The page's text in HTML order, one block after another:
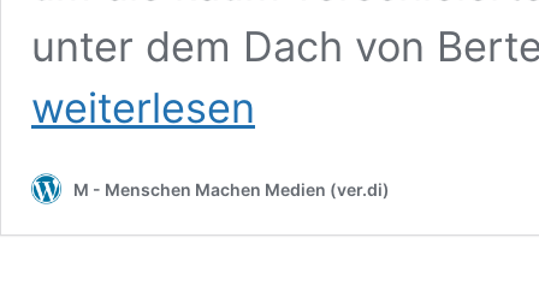
unter dem Dach von
weiterlesen
M - Menschen Machen Medien (ver.di)